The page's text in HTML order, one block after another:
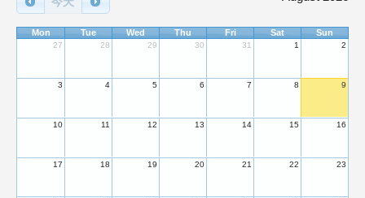
Mon Tue Wed Thu Fri Sat Sun
27 28 29 30 31 1 2
3 4 5 6 7 8 9
10 11 12 13 14 15 16
17 18 19 20 21 22 23